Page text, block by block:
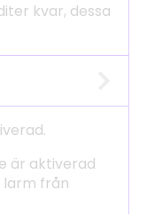
kvar, dessa
är aktiverad
larm från